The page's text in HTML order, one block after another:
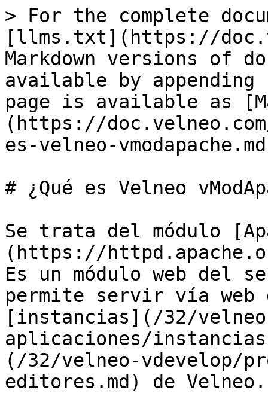
> For the complete
[llms.txt](https://
Markdown versions of
available by
page is available as
(https://
es-velneo-
# ¿Qué es Velneo
Se trata del módulo
(https://
Es un módulo web del
permite servir vía web
[instancias](/32/
aplicaciones/
(/32/velneo-vdevelop/
editores.md) de Velneo.